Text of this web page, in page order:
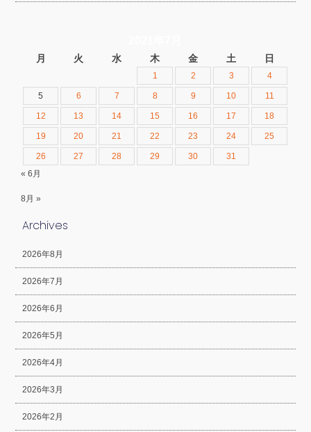
月 火 水 木 金 土 日
1 2 3 4
5 6 7 8 9 10 11
12 13 14 15 16 17 18
19 20 21 22 23 24 25
26 27 28 29 30
31
« 6月
8月 »
Archives
2026年8月
2026年7月
2026年6月
2026年5月
2026年4月
2026年3月
2026年2月